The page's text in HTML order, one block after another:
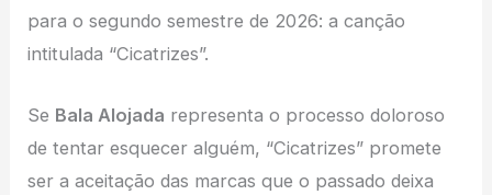
para o segundo semestre de 2026: a canção
intitulada “Cicatrizes”.
Se Bala Alojada representa o processo doloroso
de tentar esquecer alguém, “Cicatrizes” promete
ser a aceitação das marcas que o passado deixa